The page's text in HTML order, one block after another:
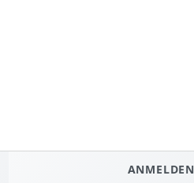
ANMELDEN